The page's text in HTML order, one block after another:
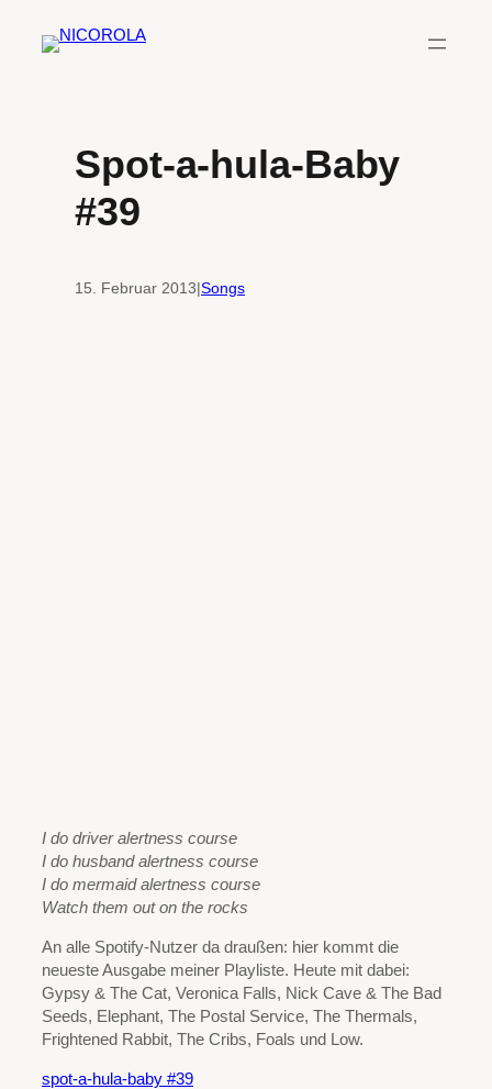
Inhalt
Spot-a-hula-Baby
#39
15. Februar 2013|Songs
I do driver alertness course
I do husband alertness course
I do mermaid alertness course
Watch them out on the rocks
An alle Spotify-Nutzer da draußen: hier kommt die
neueste Ausgabe meiner Playliste. Heute mit dabei:
Gypsy & The Cat, Veronica Falls, Nick Cave & The Bad
Seeds, Elephant, The Postal Service, The Thermals,
Frightened Rabbit, The Cribs, Foals und Low.
spot-a-hula-baby #39